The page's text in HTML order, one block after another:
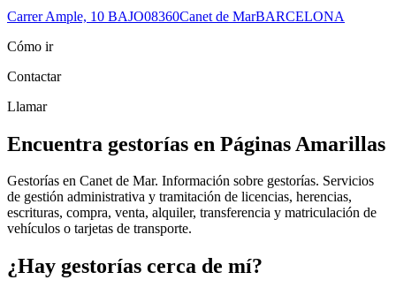
Carrer Ample, 10 BAJO08360Canet de MarBARCELONA
Cómo ir
Contactar
Llamar
Encuentra gestorías en Páginas Amarillas
Gestorías en Canet de Mar. Información sobre gestorías. Servicios
de gestión administrativa y tramitación de licencias, herencias,
escrituras, compra, venta, alquiler, transferencia y matriculación de
vehículos o tarjetas de transporte.
¿Hay gestorías cerca de mí?